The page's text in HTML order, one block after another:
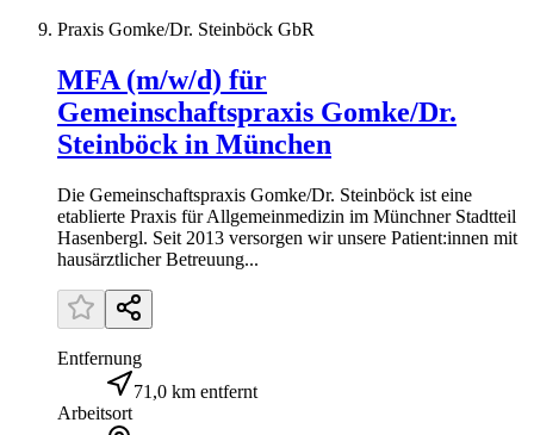
Praxis Gomke/Dr. Steinböck GbR
MFA (m/w/d) für
Gemeinschaftspraxis Gomke/Dr.
Steinböck in München
Die Gemeinschaftspraxis Gomke/Dr. Steinböck ist eine
etablierte Praxis für Allgemeinmedizin im Münchner Stadtteil
Hasenbergl. Seit 2013 versorgen wir unsere Patient:innen mit
hausärztlicher Betreuung...
Entfernung
71,0 km entfernt
Arbeitsort